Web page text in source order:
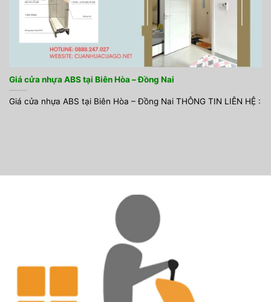
Giá cửa nhựa ABS tại Biên Hòa – Đồng Nai
Giá cửa nhựa ABS tại Biên Hòa – Đồng Nai THÔNG TIN LIÊN HỆ :